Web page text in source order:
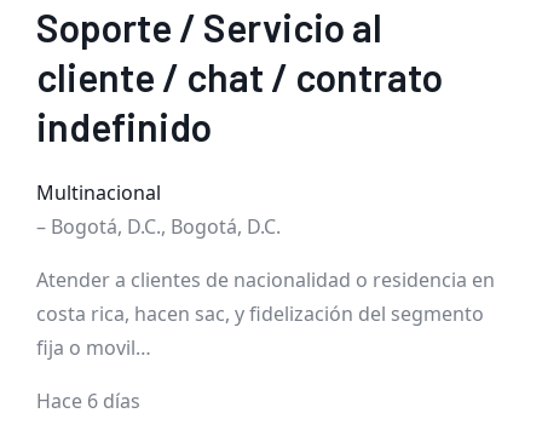
Soporte / Servicio al
cliente / chat / contrato
indefinido
Multinacional
– Bogotá, D.C., Bogotá, D.C.
Atender a clientes de nacionalidad o residencia en
costa rica, hacen sac, y fidelización del segmento
fija o movil…
Hace 6 días